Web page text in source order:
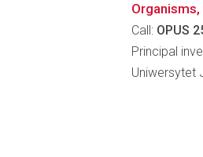
Organisms,
Call: OPUS
Principal
Uniwersytet